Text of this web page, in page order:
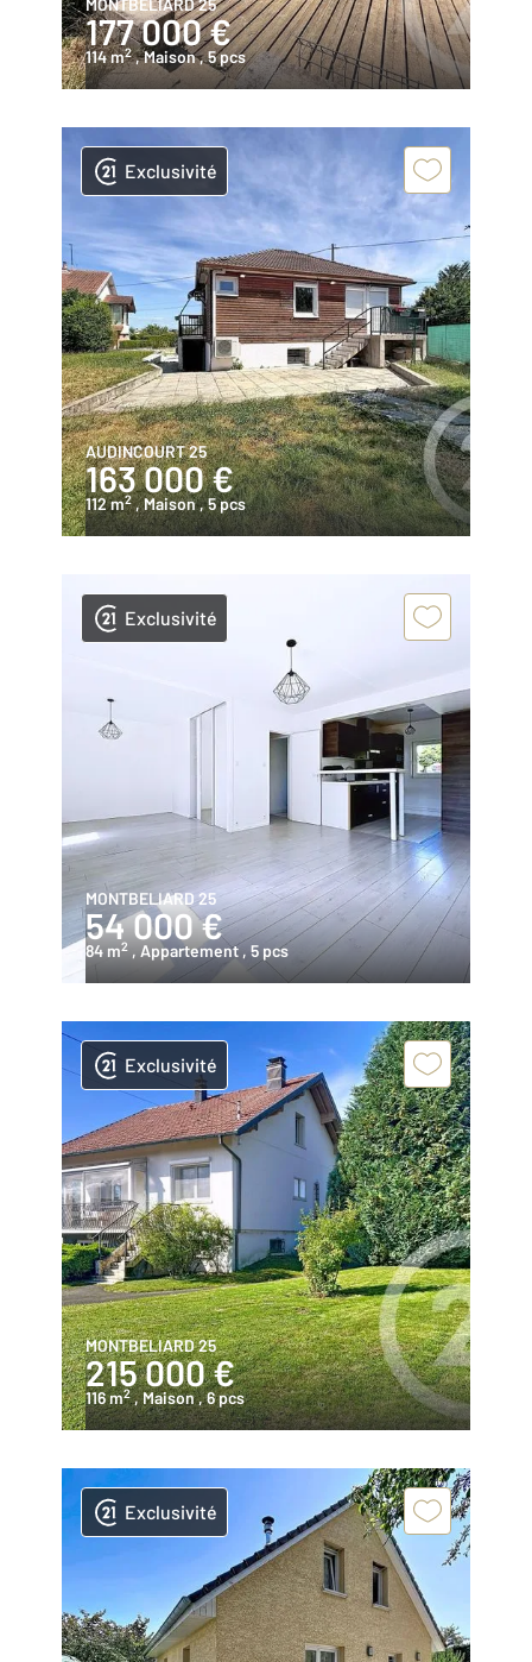
MONTBELIARD 25
177 000 €
114 m2 , Maison, 5 pcs
Exclusivité
AUDINCOURT 25
163 000 €
112 m2 , Maison, 5 pcs
Exclusivité
MONTBELIARD 25
54 000 €
84 m2 , Appartement, 5 pcs
Exclusivité
MONTBELIARD 25
215 000 €
116 m2 , Maison, 6 pcs
Exclusivité